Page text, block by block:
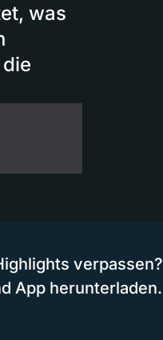
was
verpassen?
App herunterladen.